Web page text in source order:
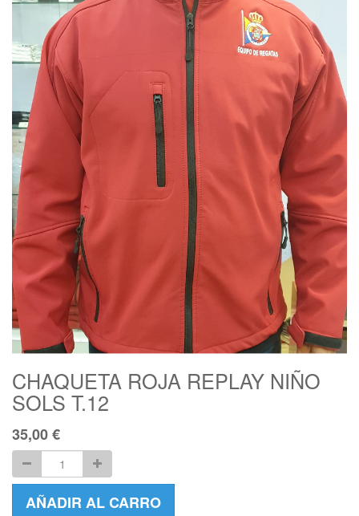
CHAQUETA ROJA REPLAY NIÑO
SOLS T.12
35,00€
AÑADIR AL CARRO